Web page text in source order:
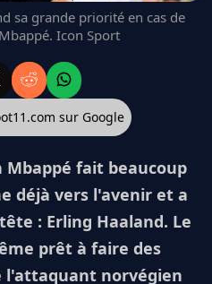
sa grande priorité en cas de
Icon Sport
sur Google
Mbappé fait beaucoup
déjà vers l'avenir et a
: Erling Haaland. Le
prêt à faire des
l'attaquant norvégien